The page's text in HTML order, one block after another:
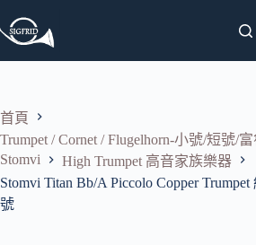
至
容
首頁
Trumpet / Cornet / Flugelhorn-小號/短號/
Stomvi
High Trumpet 高音家族樂器
Stomvi Titan Bb/A Piccolo Copper
號